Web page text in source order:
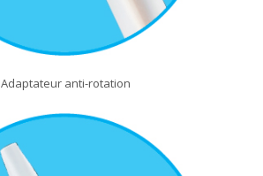
Adaptateur anti-rotation